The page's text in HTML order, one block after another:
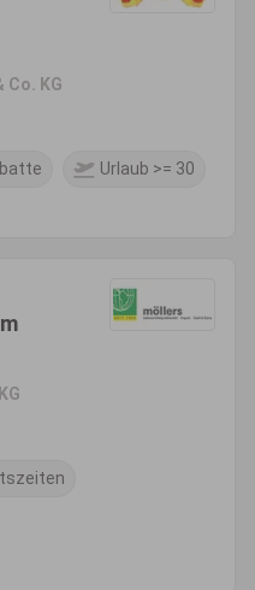
Co. KG
Urlaub >= 30